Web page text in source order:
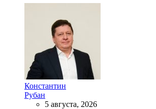
Константин
Рубан
5 августа, 2026